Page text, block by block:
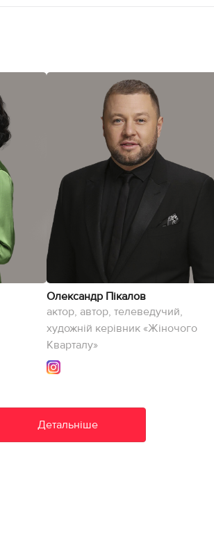
Олександр Пікалов
актор, автор, телеведучий,
художній керівник «Жіночого
Кварталу»
Детальніше